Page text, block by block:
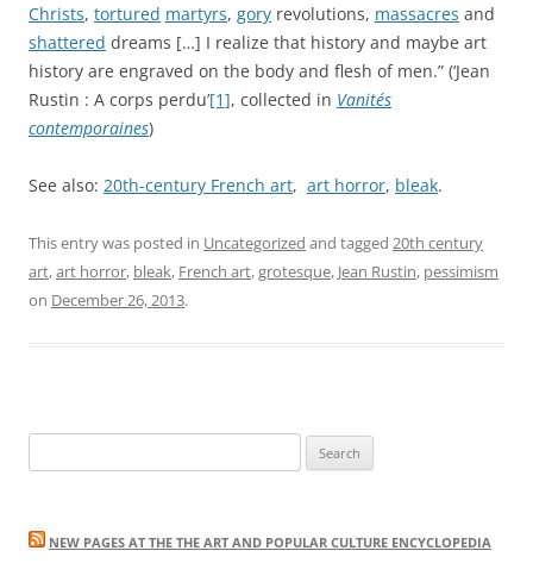
Christs, tortured martyrs, gory revolutions, massacres and
shattered dreams […] I realize that history and maybe art
history are engraved on the body and flesh of men.” (‘Jean
Rustin : A corps perdu’[1], collected in Vanités
contemporaines)
See also: 20th-century French art, art horror, bleak.
This entry was posted in Uncategorized and tagged 20th century
art,art horror, bleak, French art,grotesque, Jean Rustin, pessimism
on December 26, 2013.
for:
NEW PAGES AT THE THE ART AND POPULAR CULTURE ENCYCLOPEDIA